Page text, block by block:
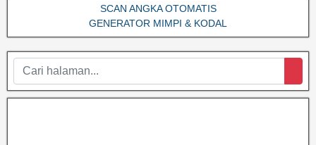
SCAN ANGKA OTOMATIS
GENERATOR MIMPI & KODAL